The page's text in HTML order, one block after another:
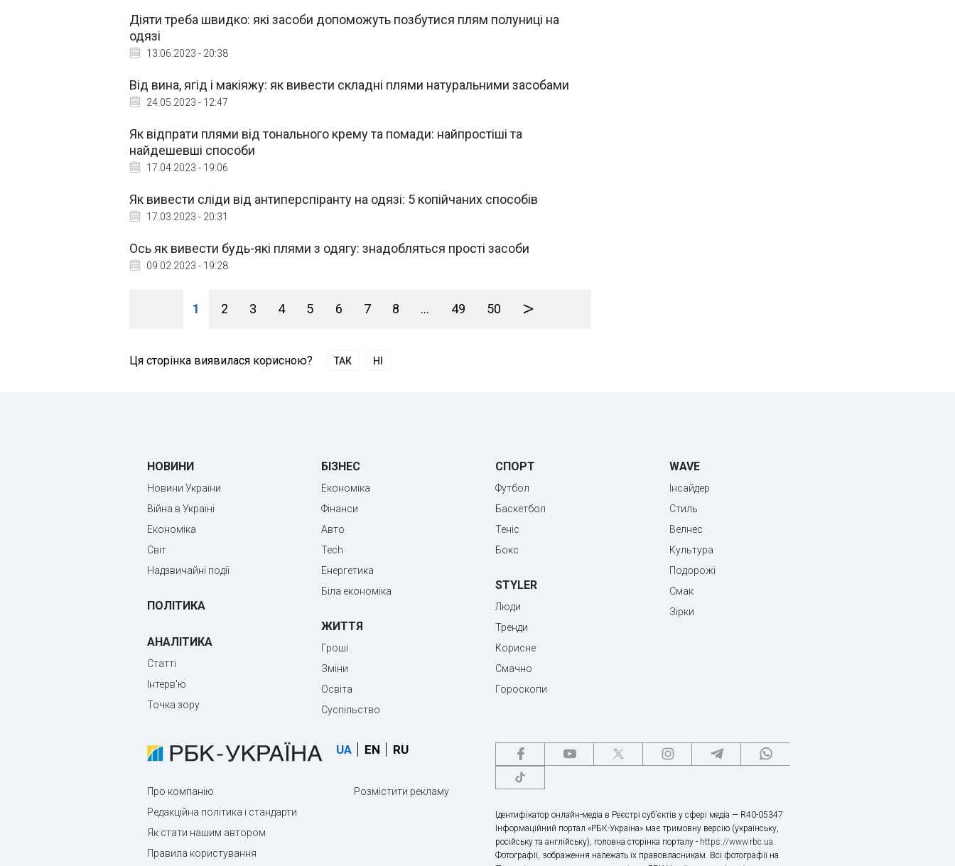
Діяти треба швидко: які засоби допоможуть позбутися плям полуниці на
одязі
13.06.2023 - 20:38
Від вина, ягід і макіяжу: як вивести складні плями натуральними засобами
24.05.2023 - 12:47
Як відпрати плями від тонального крему та помади: найпростіші та
найдешевші способи
17.04.2023 - 19:06
Як вивести сліди від антиперспіранту на одязі: 5 копійчаних способів
17.03.2023 - 20:31
Ось як вивести будь-які плями з одягу: знадобляться прості засоби
09.02.2023 - 19:28
1 2 3 4 5 6 7 8 ... 49 50 >
Ця сторінка виявилася корисною? ТАК НІ
НОВИНИ
Новини України
Війна в Україні
Економіка
Світ
Надзвичайні події
ПОЛІТИКА
АНАЛІТИКА
Статті
Інтерв'ю
Точка зору
БІЗНЕС
Економіка
Фінанси
Авто
Tech
Енергетика
Біла економіка
ЖИТТЯ
Гроші
Зміни
Освіта
Суспільство
СПОРТ
Футбол
Баскетбол
Теніс
Бокс
STYLER
Люди
Тренди
Корисне
Смачно
Гороскопи
WAVE
Інсайдер
Стиль
Велнес
Культура
Подорожі
Смак
Зірки
UA EN RU
Про компанію
Редакційна політика і стандарти
Як стати нашим автором
Правила користування
Розмістити рекламу
Ідентифікатор онлайн-медіа в Реєстрі суб’єктів у сфері медіа — R40-05347
Інформаційний портал «РБК-Україна» має тримовну версію (українську,
російську та англійську), головна сторінка порталу - https://www.rbc.ua.
Фотографії, зображення належать їх правовласникам. Всі фотографії на